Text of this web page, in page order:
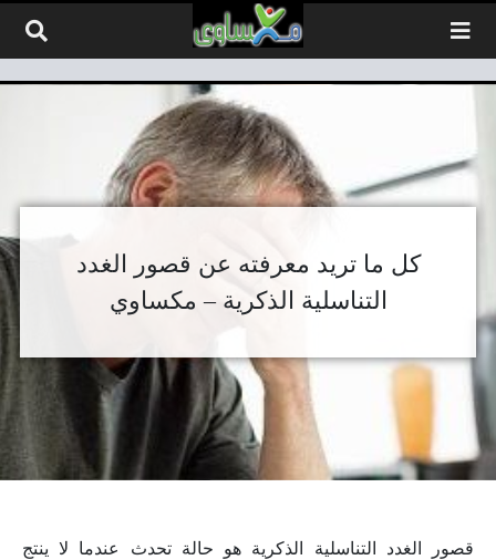
كل ما تريد معرفته عن قصور الغدد
التناسلية الذكرية – مكساوي
قصور الغدد التناسلية الذكرية هو حالة تحدث عندما لا ينتج